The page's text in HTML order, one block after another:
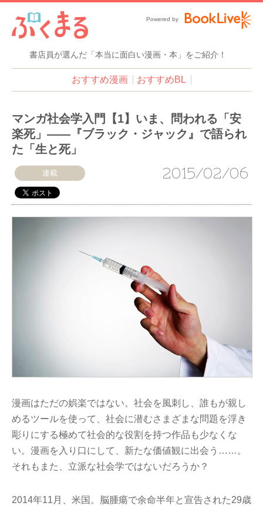
書店員が選んだ「本当に面白い漫画・本」をご紹介！
Powered by
おすすめ漫画 おすすめBL
マンガ社会学入門【1】いま、問われる「安
楽死」――『ブラック・ジャック』で語られ
た「生と死」
連載 2015/02/06
漫画はただの娯楽ではない。社会を風刺し、誰もが親し
めるツールを使って、社会に潜むさまざまな問題を浮き
彫りにする極めて社会的な役割を持つ作品も少なくな
い。漫画を入り口にして、新たな価値観に出会う……。
それもまた、立派な社会学ではないだろうか？
2014年11月、米国。脳腫瘍で余命半年と宣告された29歳